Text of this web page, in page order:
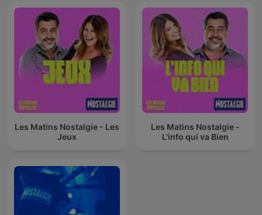
Les Matins Nostalgie - Les
Jeux
Les Matins Nostalgie -
L'info qui va Bien